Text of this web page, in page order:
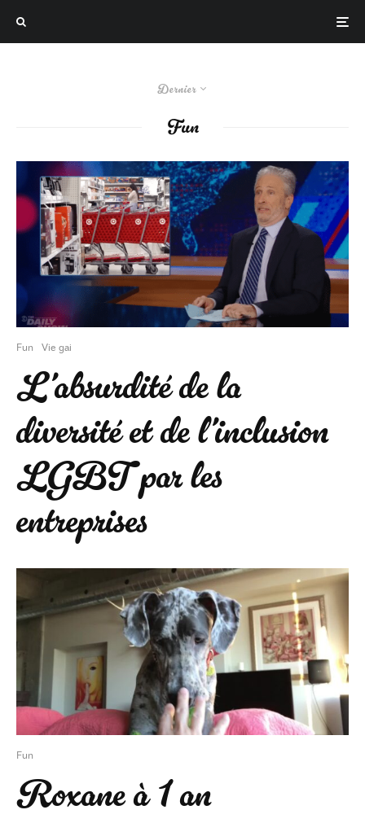
Dernier
Fun
Fun Vie gai
L’absurdité de la
diversité et de l’inclusion
LGBT par les
entreprises
Fun
Roxane à 1 an